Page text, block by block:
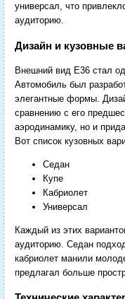
универсал, что
аудиторию.
Дизайн и кузовные
Внешний вид E36 стал
Автомобиль был
элегантные формы.
сравнению с его
аэродинамику, но и
Вот список кузовных
Седан
Купе
Кабриолет
Универсал
Каждый из этих
аудиторию. Седан
кабриолет манили
предлагал больше